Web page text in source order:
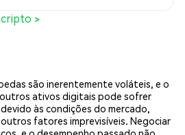
>
são inerentemente voláteis, e o
outros ativos digitais pode sofrer
às condições do mercado,
fatores imprevisíveis. Negociar